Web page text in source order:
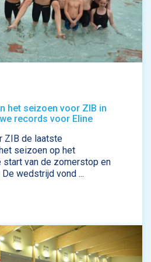
het seizoen voor ZIB in
records voor Eline
ZIB de laatste
seizoen op het
start van de zomerstop en
wedstrijd vond ...